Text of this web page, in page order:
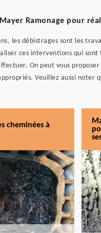
Ramonage pour
les débistrages sont les
ces interventions qui
On peut vous
Veuillez aussi noter
cheminées à